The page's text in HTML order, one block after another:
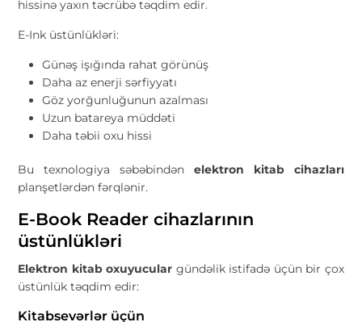
hissinə yaxın təcrübə təqdim edir.
E-Ink üstünlükləri:
Günəş işığında rahat görünüş
Daha az enerji sərfiyyatı
Göz yorğunluğunun azalması
Uzun batareya müddəti
Daha təbii oxu hissi
Bu texnologiya səbəbindən elektron kitab cihazları
planşetlərdən fərqlənir.
E-Book Reader cihazlarının
üstünlükləri
Elektron kitab oxuyucular gündəlik istifadə üçün bir çox
üstünlük təqdim edir:
Kitabsevərlər üçün